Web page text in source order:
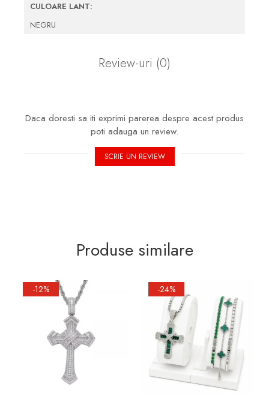
CULOARE LANT:
NEGRU
Review-uri (0)
Daca doresti sa iti exprimi parerea despre acest produs
poti adauga un review.
SCRIE UN REVIEW
Produse similare
-12% -24%